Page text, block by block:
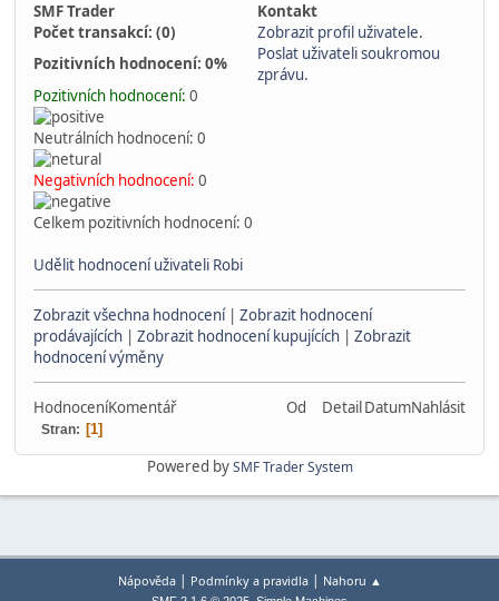
SMF Trader
Kontakt
Počet transakcí: (0)
Zobrazit profil uživatele.
Pozitivních hodnocení: 0%
Poslat uživateli soukromou
zprávu.
Pozitivních hodnocení: 0
Neutrálních hodnocení: 0
Negativních hodnocení: 0
Celkem pozitivních hodnocení: 0
Udělit hodnocení uživateli Robi
Zobrazit všechna hodnocení| Zobrazit hodnocení
prodávajících | Zobrazit hodnocení kupujících | Zobrazit
hodnocení výměny
HodnoceníKomentář Od DetailDatumNahlásit
Stran 1
Powered bySMF Trader System
Nápověda| Podmínky a pravidla| Nahoru ▲